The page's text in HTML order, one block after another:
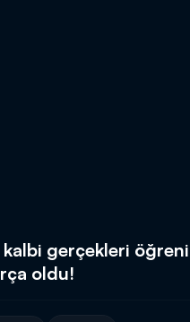
kalbi gerçekleri
oldu!